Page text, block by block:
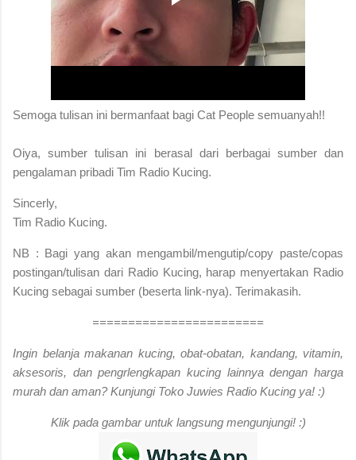
Semoga tulisan ini bermanfaat bagi Cat People semuanyah!!
Oiya, sumber tulisan ini berasal dari berbagai sumber dan
pengalaman pribadi Tim Radio Kucing.
Sincerly,
Tim Radio Kucing.
NB : Bagi yang akan mengambil/mengutip/copy paste/copas
postingan/tulisan dari Radio Kucing, harap menyertakan Radio
Kucing sebagai sumber (beserta link-nya). Terimakasih.
========================
Ingin belanja makanan kucing, obat-obatan, kandang, vitamin,
aksesoris, dan pengrlengkapan kucing lainnya dengan harga
murah dan aman? Kunjungi Toko Juwies Radio Kucing ya! :)
Klik pada gambar untuk langsung mengunjungi! :)